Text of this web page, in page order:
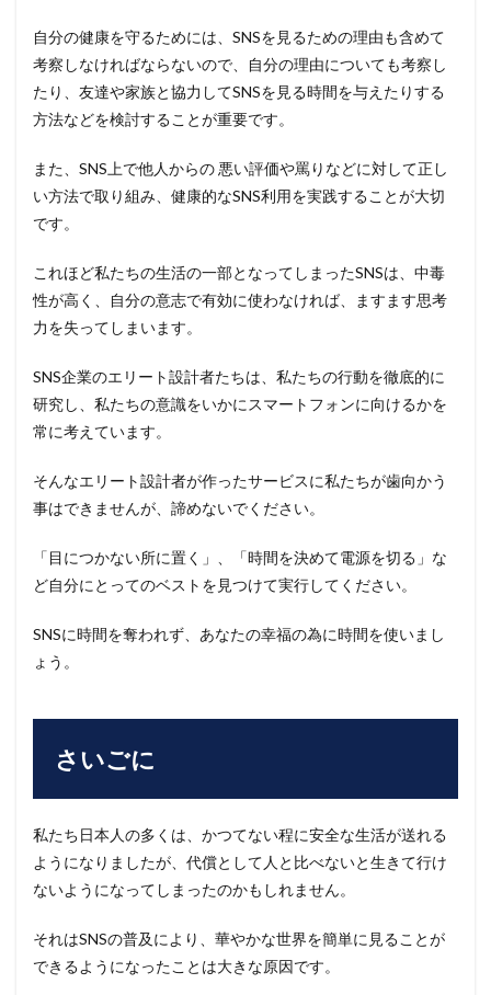
自分の健康を守るためには、SNSを見るための理由も含めて
考察しなければならないので、自分の理由についても考察し
たり、友達や家族と協力してSNSを見る時間を与えたりする
方法などを検討することが重要です。
また、SNS上で他人からの 悪い評価や罵りなどに対して正し
い方法で取り組み、健康的なSNS利用を実践することが大切
です。
これほど私たちの生活の一部となってしまったSNSは、中毒
性が高く、自分の意志で有効に使わなければ、ますます思考
力を失ってしまいます。
SNS企業のエリート設計者たちは、私たちの行動を徹底的に
研究し、私たちの意識をいかにスマートフォンに向けるかを
常に考えています。
そんなエリート設計者が作ったサービスに私たちが歯向かう
事はできませんが、諦めないでください。
「目につかない所に置く」、「時間を決めて電源を切る」な
ど自分にとってのベストを見つけて実行してください。
SNSに時間を奪われず、あなたの幸福の為に時間を使いまし
ょう。
さいごに
私たち日本人の多くは、かつてない程に安全な生活が送れる
ようになりましたが、代償として人と比べないと生きて行け
ないようになってしまったのかもしれません。
それはSNSの普及により、華やかな世界を簡単に見ることが
できるようになったことは大きな原因です。